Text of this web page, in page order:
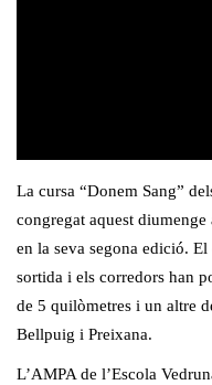
La cursa “Donem Sang”
congregat aquest
en la seva segona edició.
sortida i els corredors han
de 5 quilòmetres i un altre
Bellpuig i Preixana.
L’AMPA de l’Escola